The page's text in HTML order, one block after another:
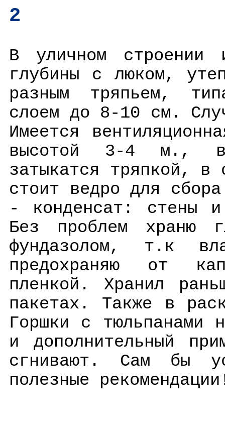
2
В уличном строении
глубины с люком,
разным тряпьем,
слоем до 8-10 см.
Имеется
высотой 3-4 м., в
затыкатся тряпкой, в
стоит ведро для
- конденсат: стены и
Без проблем храню
фундазолом, т.к
предохраняю от
пленкой. Хранил
пакетах. Также в
Горшки с тюльпанами
и дополнительный
сгнивают. Сам бы
полезные